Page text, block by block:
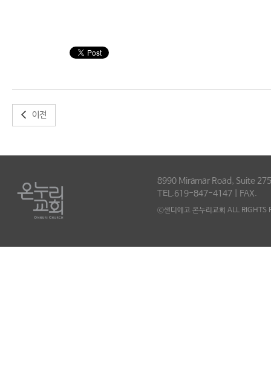
이전
8990 Miramar Road, Suite
TEL.619-847-4147 | FAX.
ⓒ샌디에고 온누리교회 ALL RIGHTS